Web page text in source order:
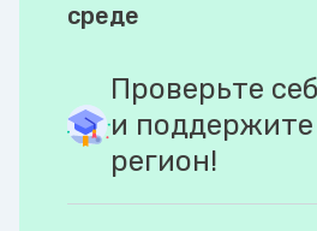
среде
Проверьте
и поддержите
регион!